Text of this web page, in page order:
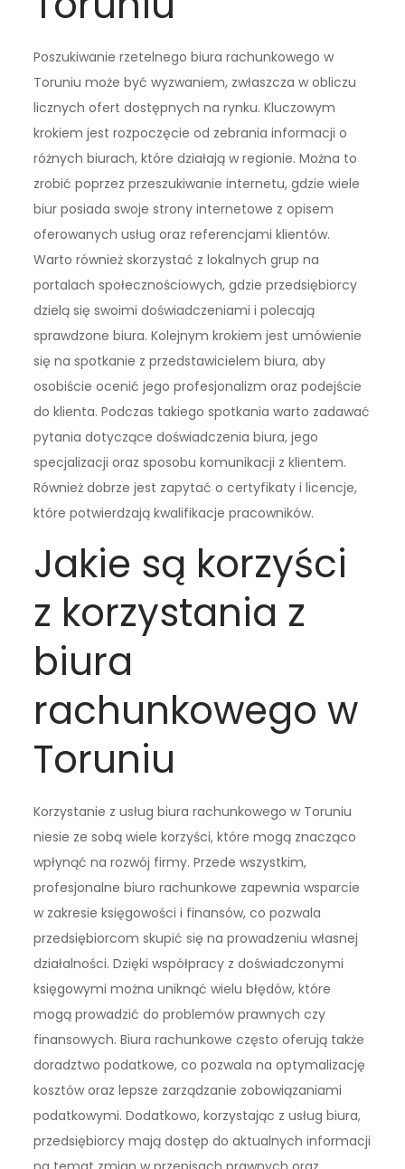
Poszukiwanie rzetelnego biura rachunkowego w
Toruniu może być wyzwaniem, zwłaszcza w obliczu
licznych ofert dostępnych na rynku. Kluczowym
krokiem jest rozpoczęcie od zebrania informacji o
różnych biurach, które działają w regionie. Można to
zrobić poprzez przeszukiwanie internetu, gdzie wiele
biur posiada swoje strony internetowe z opisem
oferowanych usług oraz referencjami klientów.
Warto również skorzystać z lokalnych grup na
portalach społecznościowych, gdzie przedsiębiorcy
dzielą się swoimi doświadczeniami i polecają
sprawdzone biura. Kolejnym krokiem jest umówienie
się na spotkanie z przedstawicielem biura, aby
osobiście ocenić jego profesjonalizm oraz podejście
do klienta. Podczas takiego spotkania warto zadawać
pytania dotyczące doświadczenia biura, jego
specjalizacji oraz sposobu komunikacji z klientem.
Również dobrze jest zapytać o certyfikaty i licencje,
które potwierdzają kwalifikacje pracowników.
Jakie są korzyści
z korzystania z
biura
rachunkowego w
Toruniu
Korzystanie z usług biura rachunkowego w Toruniu
niesie ze sobą wiele korzyści, które mogą znacząco
wpłynąć na rozwój firmy. Przede wszystkim,
profesjonalne biuro rachunkowe zapewnia wsparcie
w zakresie księgowości i finansów, co pozwala
przedsiębiorcom skupić się na prowadzeniu własnej
działalności. Dzięki współpracy z doświadczonymi
księgowymi można uniknąć wielu błędów, które
mogą prowadzić do problemów prawnych czy
finansowych. Biura rachunkowe często oferują także
doradztwo podatkowe, co pozwala na optymalizację
kosztów oraz lepsze zarządzanie zobowiązaniami
podatkowymi. Dodatkowo, korzystając z usług biura,
przedsiębiorcy mają dostęp do aktualnych informacji